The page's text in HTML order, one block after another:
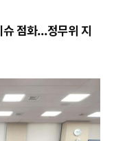
점화...정무위 지